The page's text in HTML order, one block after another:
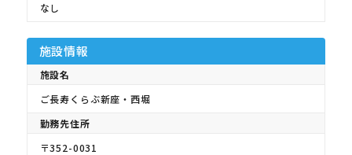
なし
施設情報
施設名
ご長寿くらぶ新座・西堀
勤務先住所
〒352-0031